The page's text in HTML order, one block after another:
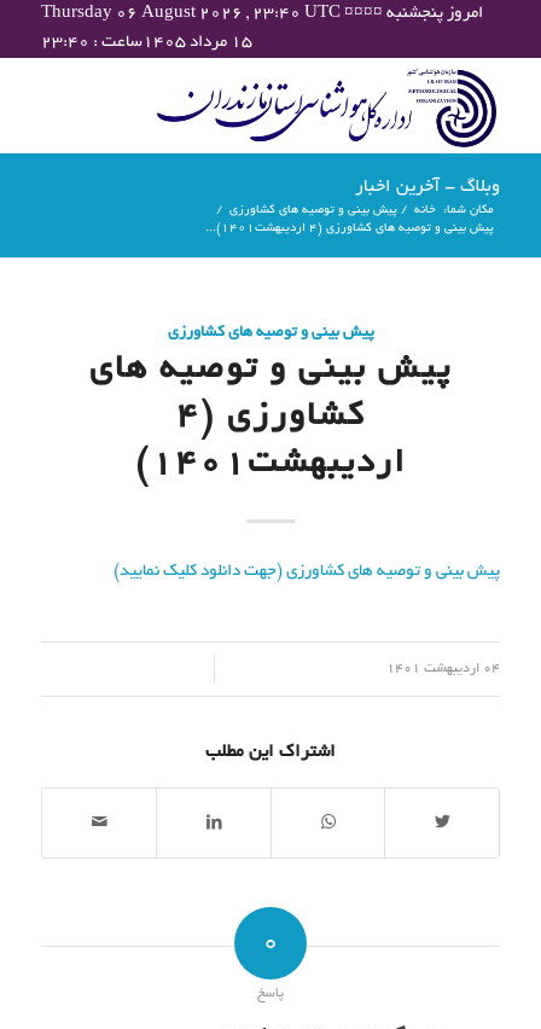
Thursday 06 August 2026 , 23:40 UTC ¤¤¤¤ امروز پنجشنبه
۱۵ مرداد ۱۴۰۵ساعت : ۲۳:۴۰
وبلاگ - آخرین اخبار
مکان شما: خانه / پیش بینی و توصیه های کشاورزی /
پیش بینی و توصیه های کشاورزی (4 اردیبهشت۱۴۰۱)...
پیش بینی و توصیه های کشاورزی
پیش بینی و توصیه های
کشاورزی (4
اردیبهشت۱۴۰۱)
پیش بینی و توصیه های کشاورزی (جهت دانلود کلیک نمایید)
04 اردیبهشت 1401
اشتراک این مطلب
0
پاسخ